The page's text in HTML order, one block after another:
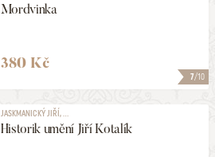
7/10
Mordvinka
380 Kč
JASKMANICKÝ JIŘÍ, ...
Historik umění Jiří Kotalík